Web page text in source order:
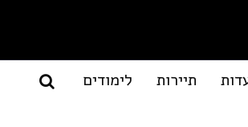
תיירות לימודים